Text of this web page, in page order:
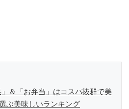
＆「お弁当」はコスパ抜群で美
ぶ美味しいランキング